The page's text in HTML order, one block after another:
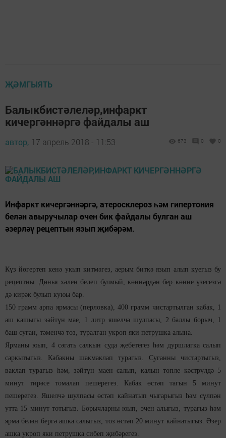
ҖӘМГЫЯТЬ
Балыкбистәлеләр,инфаркт
кичергәннәргә файдалы аш
автор, 17 апрель 2018 - 11:53 673 0 0
Инфаркт кичергәннәргә, атеросклероз һәм гипертония
белән авыручылар өчен бик файдалы булган аш
әзерләү рецептын язып җибәрәм.
Күз йөгертеп кенә укып китмәгез, аерым биткә язып алып куегыз бу
рецептны. Дөнья хәлен белеп булмый, көннәрдән бер көнне үзегезгә
дә кирәк булып куюы бар.
150 грамм арпа ярмасы (перловка), 400 грамм чистартылган кабак, 1
аш кашыгы зәйтүн мае, 1 литр яшелчә шулпасы, 2 баллы борыч, 1
баш суган, тәменчә тоз, туралган укроп яки петрушка алына.
Ярманы юып, 4 сәгать салкын суда җебетегез һәм дуршлагка салып
саркытыгыз. Кабакны шакмаклап турагыз. Суганны чистартыгыз,
ваклап турагыз һәм, зәйтүн маен салып, калын төпле кәстрүлдә 5
минут тирәсе томалап пешерегез. Кабак өстәп тагын 5 минут
пешерегез. Яшелчә шулпасы өстәп кайнатып чыгарыгыз һәм сүлпән
утта 15 минут тотыгыз. Борычларны юып, эчен алыгыз, турагыз һәм
ярма белән бергә ашка салыгыз, тоз өстәп 20 минут кайнатыгыз. Әзер
ашка укроп яки петрушка сибеп җибәрегез.